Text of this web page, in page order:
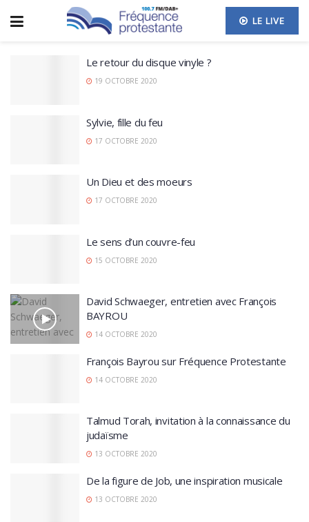
LE LIVE
Le retour du disque vinyle ?
19 OCTOBRE 2020
Sylvie, fille du feu
17 OCTOBRE 2020
Un Dieu et des moeurs
17 OCTOBRE 2020
Le sens d’un couvre-feu
15 OCTOBRE 2020
David Schwaeger, entretien avec François
BAYROU
14 OCTOBRE 2020
François Bayrou sur Fréquence Protestante
14 OCTOBRE 2020
Talmud Torah, invitation à la connaissance du
judaïsme
13 OCTOBRE 2020
De la figure de Job, une inspiration musicale
13 OCTOBRE 2020